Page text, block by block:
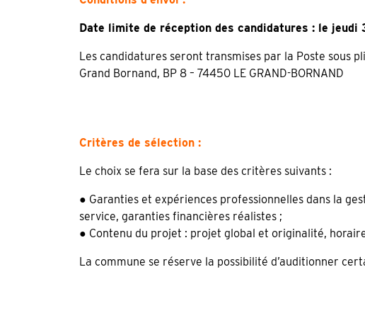
Date limite de réception des candidatures : le jeudi
Les candidatures seront transmises par la Poste sous
Grand Bornand, BP 8 – 74450 LE GRAND-BORNAND
Critères de sélection :
Le choix se fera sur la base des critères suivants :
● Garanties et expériences professionnelles dans la
service, garanties financières réalistes ;
● Contenu du projet : projet global et originalité,
La commune se réserve la possibilité d’auditionner